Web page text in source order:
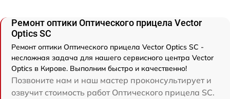
Ремонт оптики Оптического прицела Vector
Optics SC
Ремонт оптики Оптического прицела Vector Optics SC -
несложная задача для нашего сервисного центра Vector
Optics в Кирове. Выполним быстро и качественно!
Позвоните нам и наш мастер проконсультирует и
озвучит стоимость работ Оптического прицела SC.